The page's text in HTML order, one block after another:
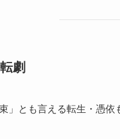
劇
」とも言える転生・憑